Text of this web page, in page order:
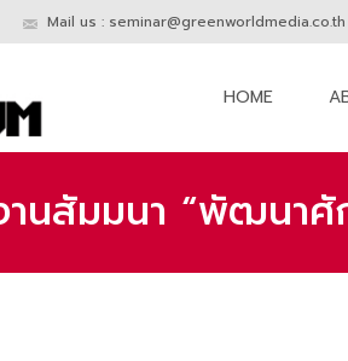
Mail us : seminar@greenworldmedia.co.th
HOME
นสัมมนา “พัฒนาศั